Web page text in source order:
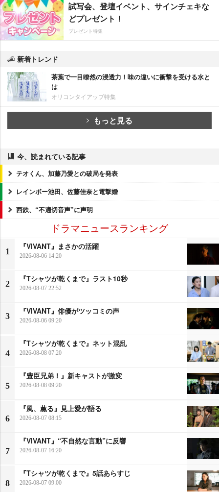
試写会、登壇イベント、サインチェキな
どプレゼント！
プレゼント特集
新着トレンド
茶葉で一目瞭然の浸透力！味の違いに衝撃を受ける水と
は
オリコンタイアップ特集
もっと見る
今、読まれている記事
テオくん、加藤乃愛との破局を発表
レインボー池田、佐藤佳奈と電撃婚
西鉄、“不適切音声”に声明
ドラマニュースランキング
1
『VIVANT』まさかの活躍
2026-08-06 14:20
2
『Tシャツが乾くまで』ラスト10秒
2026-08-07 22:52
3
『VIVANT』俳優がツッコミの声
2026-08-06 09:20
4
『Tシャツが乾くまで』ネット混乱
2026-08-08 07:20
5
『豊臣兄弟！』新キャストが激変
2026-08-08 09:20
6
『風、薫る』見上愛が語る
2026-08-07 08:15
7
『VIVANT』“不自然な言動”に反響
2026-08-07 16:20
8
『Tシャツが乾くまで』5話あらすじ
2026-08-07 09:00